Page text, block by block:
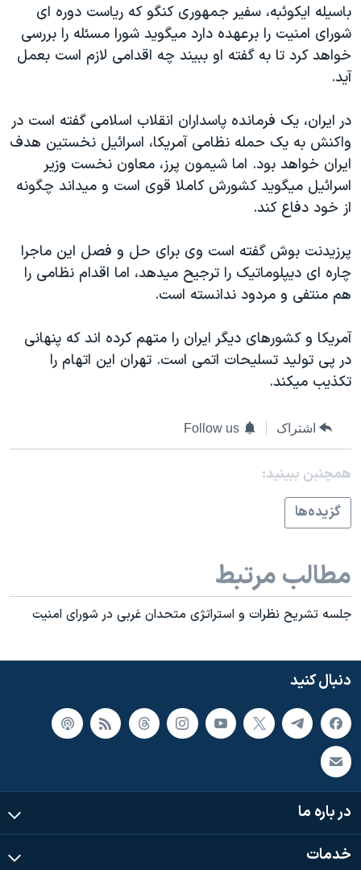
باسيله ايکوئبه، سفير جمهوری کنگو که رياست دوره ای
شورای امنيت را برعهده دارد ميگويد شورا مسئله را بررسی
خواهد کرد تا به گفته او ببيند چه اقدامی لازم است بعمل
آيد.
در ايران، يک فرمانده پاسداران انقلاب اسلامی گفته است در
واکنش به يک حمله نظامی آمريکا، اسرائيل نخستين هدف
ايران خواهد بود. اما شيمون پرز، معاون نخست وزير
اسرائيل ميگويد کشورش کاملا قوی است و ميداند چگونه
از خود دفاع کند.
پرزيدنت بوش گفته است وی برای حل و فصل اين ماجرا
چاره ای ديپلوماتيک را ترجيح ميدهد، اما اقدام نظامی را
هم منتفی و مردود ندانسته است.
آمريکا و کشورهای ديگر ايران را متهم کرده اند که پنهانی
در پی توليد تسليحات اتمی است. تهران اين اتهام را
تکذيب ميکند.
اشتراک Follow us
همچنبن ببینید:
گزيده‌ها
مطالب مرتبط
جلسه تشريح نظرات و استراتژی متحدان غربی در شورای امنيت
دنبال کنید
در باره ما
خدمات